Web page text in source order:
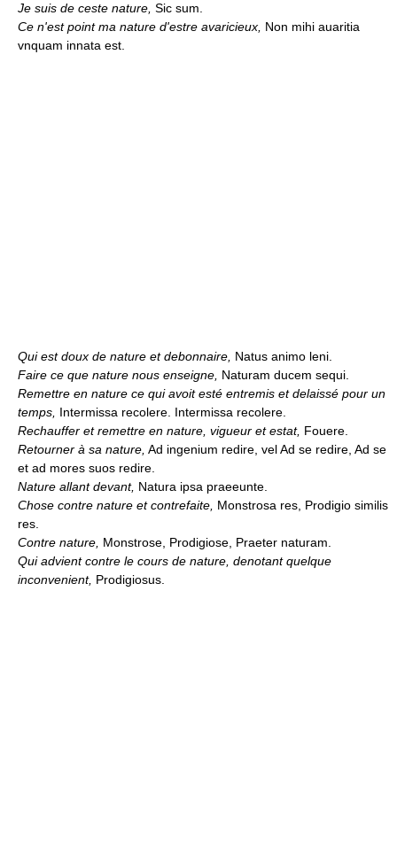
Je suis de ceste nature, Sic sum.
Ce n'est point ma nature d'estre avaricieux, Non mihi auaritia
vnquam innata est.
Qui est doux de nature et debonnaire, Natus animo leni.
Faire ce que nature nous enseigne, Naturam ducem sequi.
Remettre en nature ce qui avoit esté entremis et delaissé pour un
temps, Intermissa recolere. Intermissa recolere.
Rechauffer et remettre en nature, vigueur et estat, Fouere.
Retourner à sa nature, Ad ingenium redire, vel Ad se redire, Ad se
et ad mores suos redire.
Nature allant devant, Natura ipsa praeeunte.
Chose contre nature et contrefaite, Monstrosa res, Prodigio similis
res.
Contre nature, Monstrose, Prodigiose, Praeter naturam.
Qui advient contre le cours de nature, denotant quelque
inconvenient, Prodigiosus.